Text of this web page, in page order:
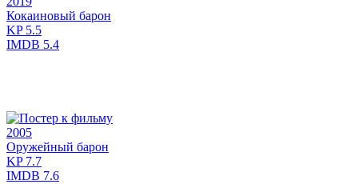
Кокаиновый барон
KP5.5
IMDB 5.4
2005
Оружейный барон
KP7.7
IMDB 7.6